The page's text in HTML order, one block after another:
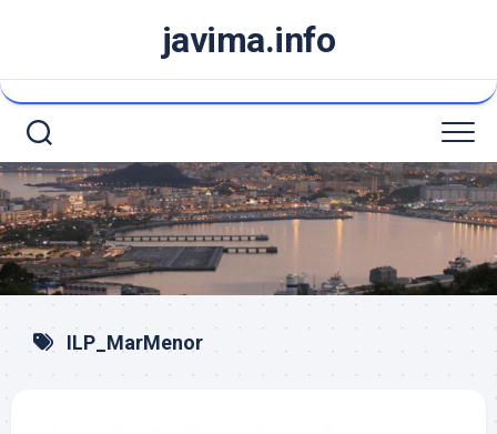
javima.info
ILP_MarMenor